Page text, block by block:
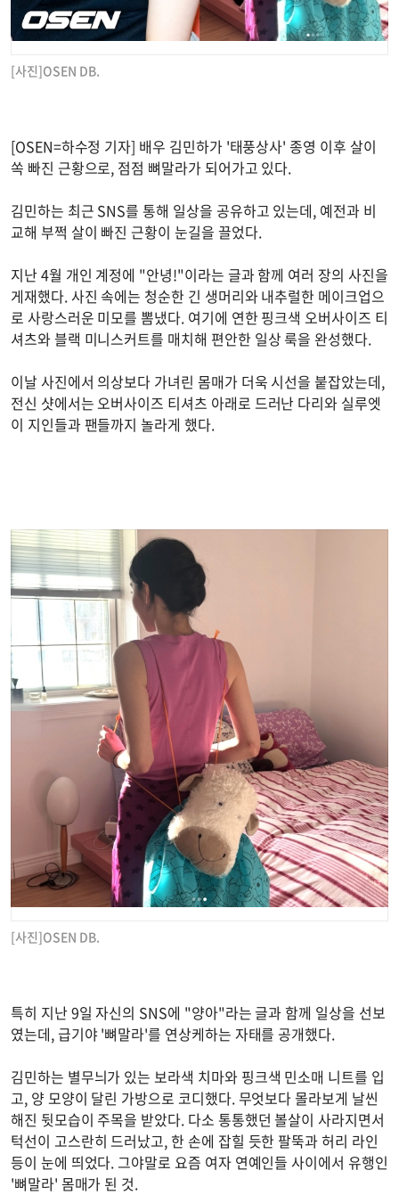
[사진]OSEN DB.
[OSEN=하수정 기자] 배우 김민하가 '태풍상사' 종영 이후 살이
쏙 빠진 근황으로, 점점 뼈말라가 되어가고 있다.
김민하는 최근 SNS를 통해 일상을 공유하고 있는데, 예전과 비
교해 부쩍 살이 빠진 근황이 눈길을 끌었다.
지난 4월 개인 계정에 "안녕!"이라는 글과 함께 여러 장의 사진을
게재했다. 사진 속에는 청순한 긴 생머리와 내추럴한 메이크업으
로 사랑스러운 미모를 뽐냈다. 여기에 연한 핑크색 오버사이즈 티
셔츠와 블랙 미니스커트를 매치해 편안한 일상 룩을 완성했다.
이날 사진에서 의상보다 가녀린 몸매가 더욱 시선을 붙잡았는데,
전신 샷에서는 오버사이즈 티셔츠 아래로 드러난 다리와 실루엣
이 지인들과 팬들까지 놀라게 했다.
[사진]OSEN DB.
특히 지난 9일 자신의 SNS에 "양아"라는 글과 함께 일상을 선보
였는데, 급기야 '뼈말라'를 연상케하는 자태를 공개했다.
김민하는 별무늬가 있는 보라색 치마와 핑크색 민소매 니트를 입
고, 양 모양이 달린 가방으로 코디했다. 무엇보다 몰라보게 날씬
해진 뒷모습이 주목을 받았다. 다소 통통했던 볼살이 사라지면서
턱선이 고스란히 드러났고, 한 손에 잡힐 듯한 팔뚝과 허리 라인
등이 눈에 띄었다. 그야말로 요즘 여자 연예인들 사이에서 유행인
'뼈말라' 몸매가 된 것.